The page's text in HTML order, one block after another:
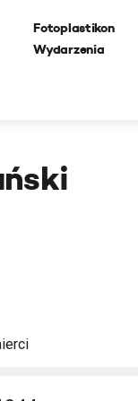
Fotoplastikon
Wydarzenia